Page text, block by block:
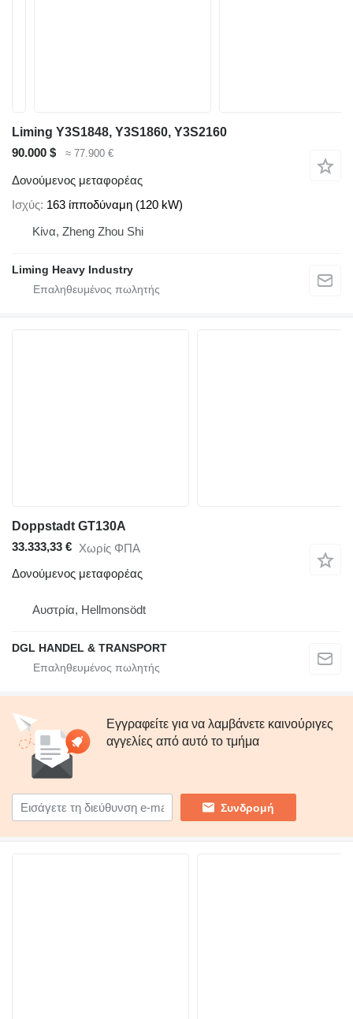
Liming Y3S1848, Y3S1860, Y3S2160
90.000 $
≈ 77.900 €
Δονούμενος μεταφορέας
Ισχύς 163 ίπποδύναμη (120 kW)
Κίνα, Zheng Zhou Shi
Liming Heavy Industry
Doppstadt GT130A
33.333,33 € Χωρίς ΦΠΑ
Δονούμενος μεταφορέας
Αυστρία, Hellmonsödt
DGL HANDEL & TRANSPORT
Εγγραφείτε για να λαμβάνετε καινούριγες
αγγελίες από αυτό το τμήμα
Συνδρομή